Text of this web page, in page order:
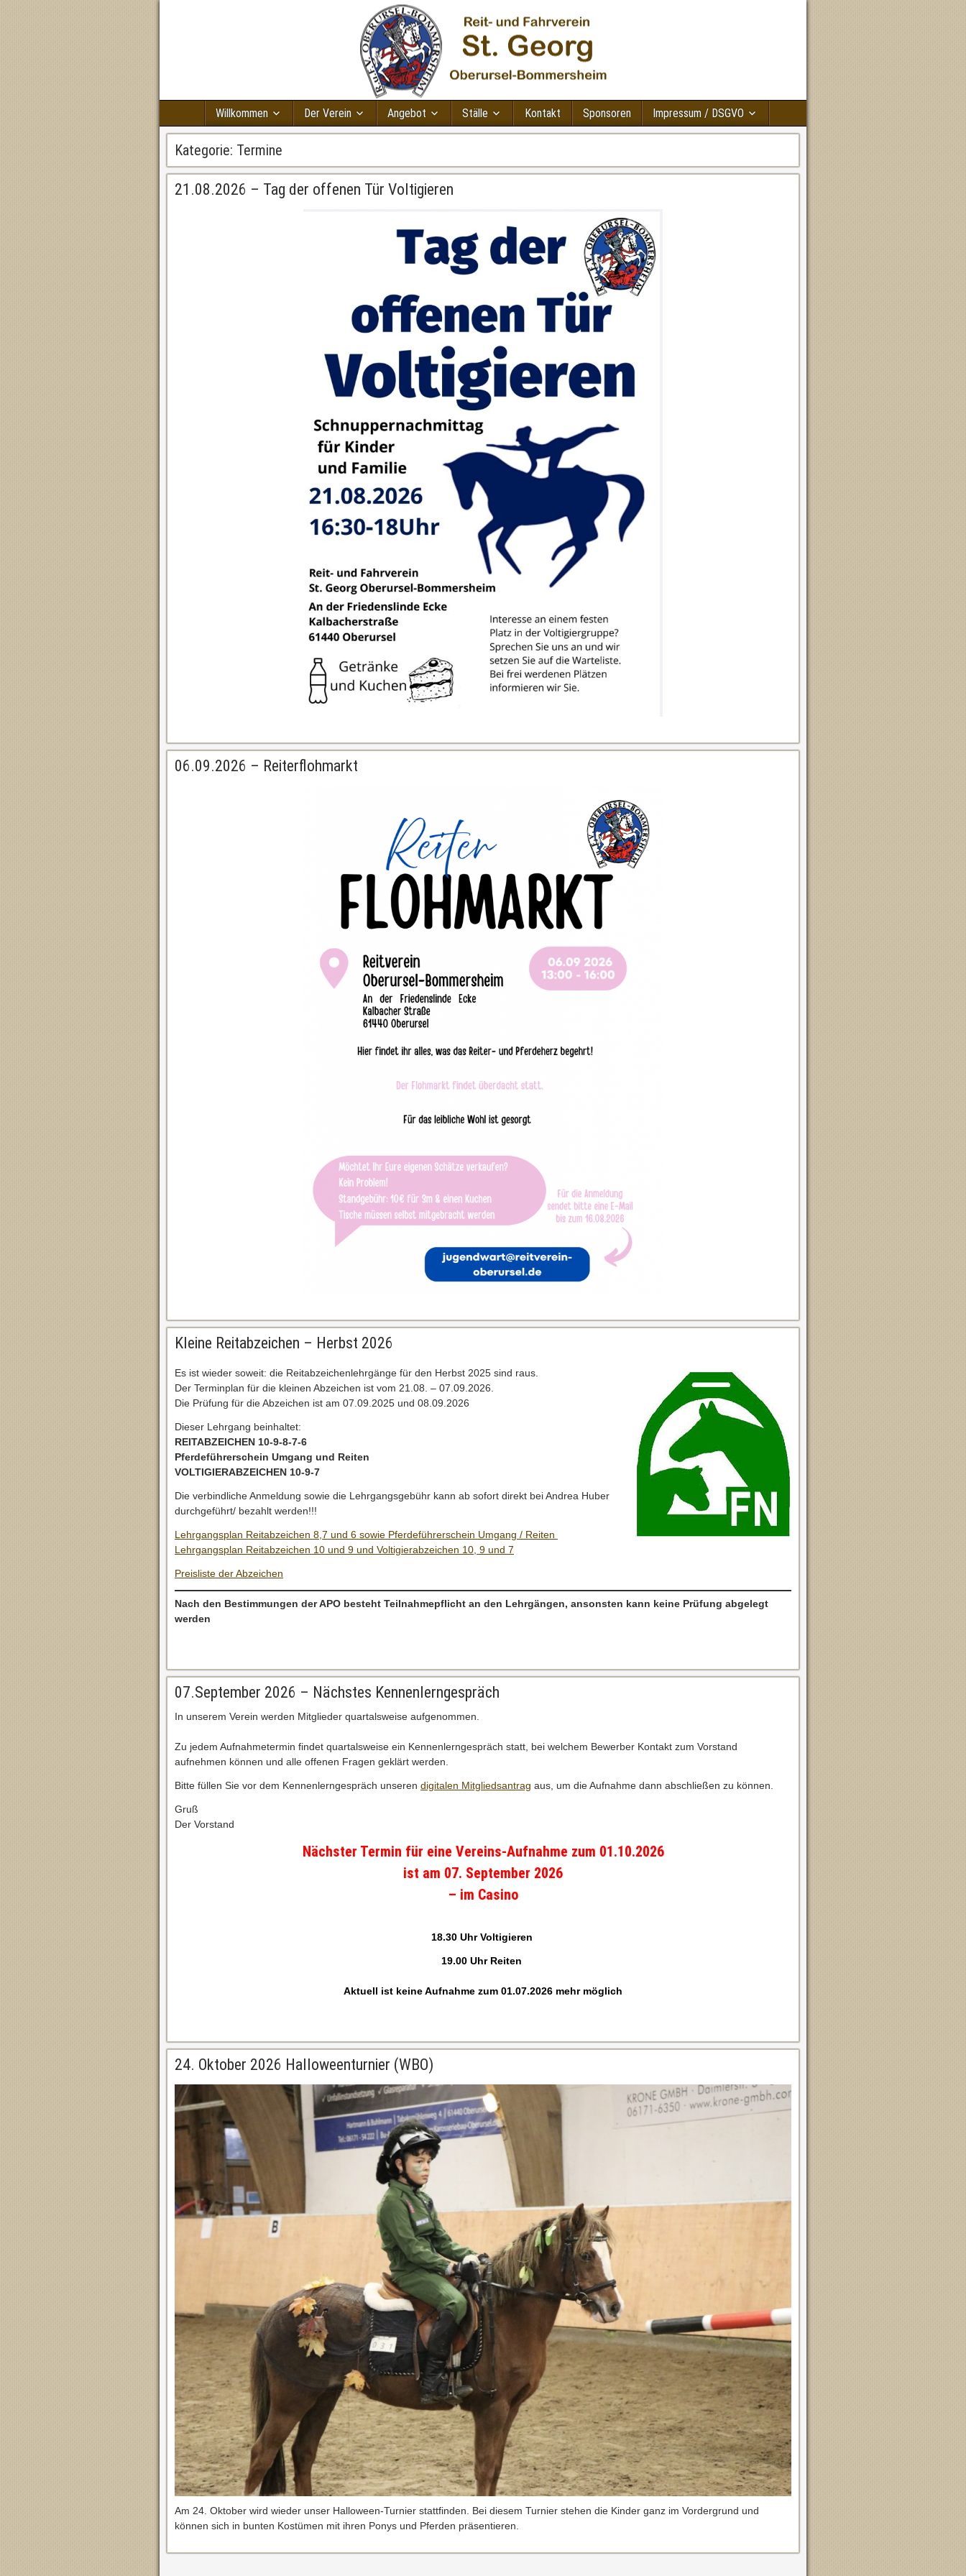
Willkommen Der Verein Angebot Ställe Kontakt Sponsoren Impressum / DSGVO
Kategorie: Termine
21.08.2026 – Tag der offenen Tür Voltigieren
06.09.2026 – Reiterflohmarkt
Kleine Reitabzeichen – Herbst 2026
Es ist wieder soweit: die Reitabzeichenlehrgänge für den Herbst 2025 sind raus.
Der Terminplan für die kleinen Abzeichen ist vom 21.08. – 07.09.2026.
Die Prüfung für die Abzeichen ist am 07.09.2025 und 08.09.2026
Dieser Lehrgang beinhaltet:
REITABZEICHEN 10-9-8-7-6
Pferdeführerschein Umgang und Reiten
VOLTIGIERABZEICHEN 10-9-7
Die verbindliche Anmeldung sowie die Lehrgangsgebühr kann ab sofort direkt bei Andrea Huber
durchgeführt/ bezahlt werden!!!
Lehrgangsplan Reitabzeichen 8,7 und 6 sowie Pferdeführerschein Umgang / Reiten
Lehrgangsplan Reitabzeichen 10 und 9 und Voltigierabzeichen 10, 9 und 7
Preisliste der Abzeichen
Nach den Bestimmungen der APO besteht Teilnahmepflicht an den Lehrgängen, ansonsten kann keine Prüfung abgelegt
werden
07.September 2026 – Nächstes Kennenlerngespräch
In unserem Verein werden Mitglieder quartalsweise aufgenommen.
Zu jedem Aufnahmetermin findet quartalsweise ein Kennenlerngespräch statt, bei welchem Bewerber Kontakt zum Vorstand
aufnehmen können und alle offenen Fragen geklärt werden.
Bitte füllen Sie vor dem Kennenlerngespräch unseren digitalen Mitgliedsantrag aus, um die Aufnahme dann abschließen zu können.
Gruß
Der Vorstand
Nächster Termin für eine Vereins-Aufnahme zum 01.10.2026
ist am 07. September 2026
– im Casino
18.30 Uhr Voltigieren
19.00 Uhr Reiten
Aktuell ist keine Aufnahme zum 01.07.2026 mehr möglich
24. Oktober 2026 Halloweenturnier (WBO)
Am 24. Oktober wird wieder unser Halloween-Turnier stattfinden. Bei diesem Turnier stehen die Kinder ganz im Vordergrund und
können sich in bunten Kostümen mit ihren Ponys und Pferden präsentieren.